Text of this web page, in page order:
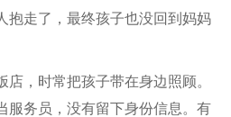
抱走了，最终孩子也没回到妈妈
，时常把孩子带在身边照顾。
服务员，没有留下身份信息。有